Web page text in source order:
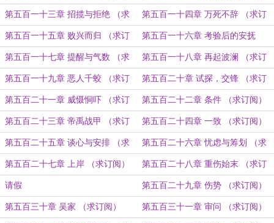
阅） 订阅）
第五百一十三章 招揽与拒绝 （求
订阅）
第五百一十四章 万死不辞 （求订
阅）
第五百一十五章 败兴而归 （求订
阅）
第五百一十六章 考验后的安抚
（求订阅）
第五百一十七章 提醒与气数 （求
订阅）
第五百一十八章 再起波澜 （求订
阅）
第五百一十九章 恶人千蛟 （求订
阅）
第五百二十章 试探，交锋 （求订
阅）
第五百二十一章 威慑恫吓 （求订
阅）
第五百二十二章 条件 （求订阅）
第五百二十三章 帝禹战甲 （求订
阅）
第五百二十四章 一致 （求订阅）
第五百二十五章 谈心与安排 （求
订阅）
第五百二十六章 忧虑与筹划 （求
订阅）
第五百二十七章 上岸 （求订阅） 第五百二十八章 重伤始末 （求订
阅）
请假 第五百二十九章 伤势 （求订阅）
第五百三十章 吴家 （求订阅） 第五百三十一章 审问 （求订阅）